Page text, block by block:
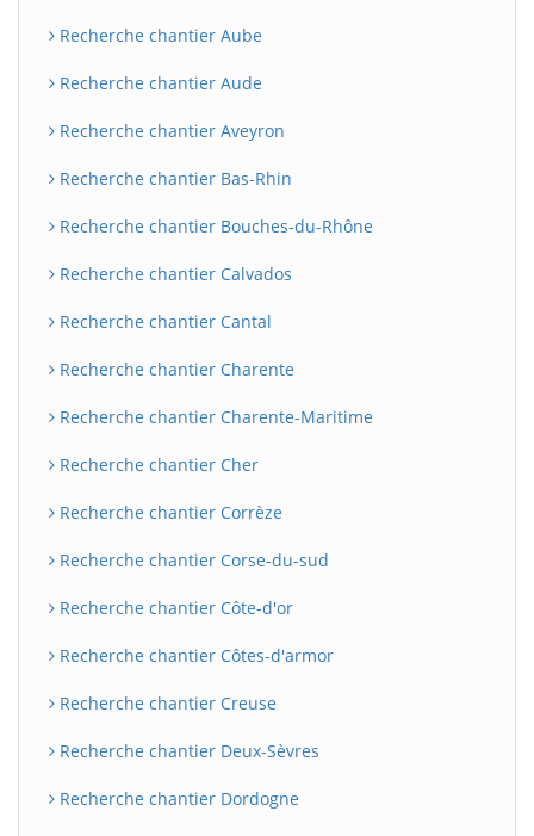
Recherche chantier Aube
Recherche chantier Aude
Recherche chantier Aveyron
Recherche chantier Bas-Rhin
Recherche chantier Bouches-du-Rhône
Recherche chantier Calvados
Recherche chantier Cantal
Recherche chantier Charente
Recherche chantier Charente-Maritime
Recherche chantier Cher
Recherche chantier Corrèze
Recherche chantier Corse-du-sud
Recherche chantier Côte-d'or
Recherche chantier Côtes-d'armor
Recherche chantier Creuse
Recherche chantier Deux-Sèvres
Recherche chantier Dordogne